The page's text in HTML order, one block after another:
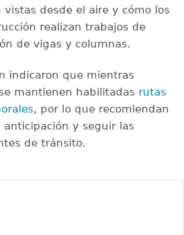
vistas desde el aire y cómo los
realizan trabajos de
de vigas y columnas.
indicaron que mientras
mantienen habilitadas rutas
, por lo que recomiendan
y seguir las
de tránsito.